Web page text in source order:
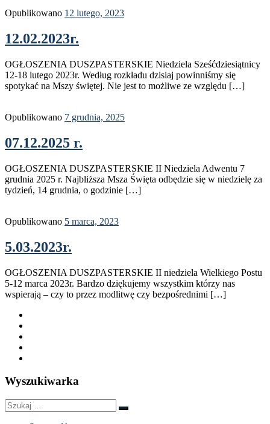
Opublikowano 12 lutego, 2023
12.02.2023r.
OGŁOSZENIA DUSZPASTERSKIE Niedziela Sześćdziesiątnicy
12-18 lutego 2023r. Według rozkładu dzisiaj powinniśmy się
spotykać na Mszy świętej. Nie jest to możliwe ze względu […]
Opublikowano 7 grudnia, 2025
07.12.2025 r.
OGŁOSZENIA DUSZPASTERSKIE II Niedziela Adwentu 7
grudnia 2025 r. Najbliższa Msza Święta odbędzie się w niedzielę za
tydzień, 14 grudnia, o godzinie […]
Opublikowano 5 marca, 2023
5.03.2023r.
OGŁOSZENIA DUSZPASTERSKIE II niedziela Wielkiego Postu
5-12 marca 2023r. Bardzo dziękujemy wszystkim którzy nas
wspierają – czy to przez modlitwę czy bezpośrednimi […]
Wyszukiwarka
Szukaj
Szukaj